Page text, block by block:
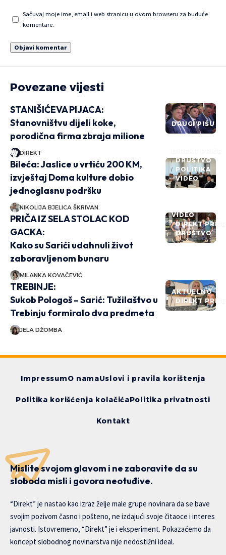
Sačuvaj moje ime, email i web stranicu u ovom browseru za buduće
komentare.
Povezane vijesti
DRUGI PIŠU
STANIŠIĆEVA PIJACA:
Stanovništvu dijeli koke,
porodična firma zbraja milione
DIREKT
DRUŠTVO
POLITIKA
VIDEO
Bileća: Jaslice u vrtiću 200 KM,
izvještaj Doma kulture dobio
jednoglasnu podršku
NIKOLIJA BJELICA ŠKRIVAN
VIDEO
DIREKT PRIČE
DRUŠTVO
PRIČA IZ SELA STOLAC KOD
GACKA:
Kako su Sarići udahnuli život
zaboravljenom bunaru
MILANKA KOVAČEVIĆ
AKTUELNO
DIREKT PRIČE
TREBINJE:
Sukob Pologoš – Sarić: Tužilaštvo u
Trebinju formiralo dva predmeta
JELA DŽOMBA
ImpressumO namaUslovi i pravila korištenja
Politika korišćenja kolačićaPolitika privatnosti
Kontakt
Mislite svojom glavom i ne zaboravite da su
sloboda misli i govora neotuđive.
“Direkt” je nastao kao izraz želje male grupe novinara da se bave
svojim pozivom časno i pošteno, ne izdajući svoje čitaoce i interes
javnosti. Istovremeno, “Direkt” je i eksperiment. Pokazaćemo da
koncept slobodnog novinarstva nije nedostižni ideal.